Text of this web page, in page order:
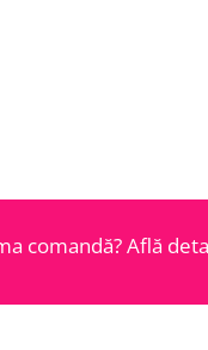
comandă? Află